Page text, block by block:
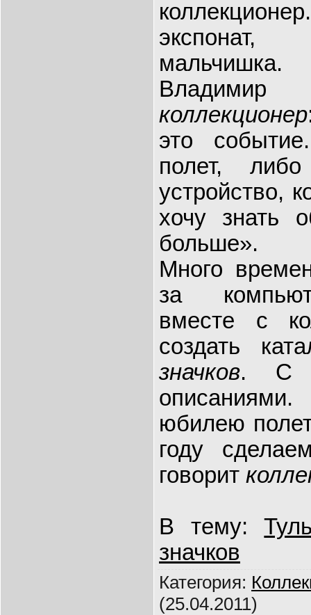
мальчишка.
коллекционер
это
полет,
устройство,
хочу знать
больше».
Много
за
вместе с
создать
значков. С
юбилею
году
говорит
В тему:
значков
Категория:
(25.04.2011)